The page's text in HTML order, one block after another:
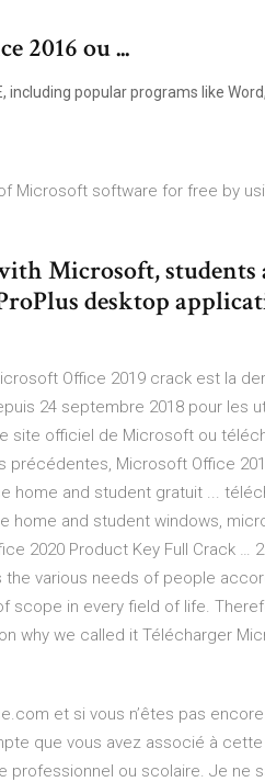
2016 ou ...
popular programs like
Microsoft software for free by
Microsoft, students
desktop
Office 2019 crack est la
24 septembre 2018 pour les
site officiel de Microsoft ou
précédentes, Microsoft Office
home and student gratuit ...
home and student windows,
2020 Product Key Full Crack …
the various needs of people
scope in every field of life.
why we called it Télécharger
et si vous n’êtes pas
que vous avez associé à
professionnel ou scolaire. Je ne